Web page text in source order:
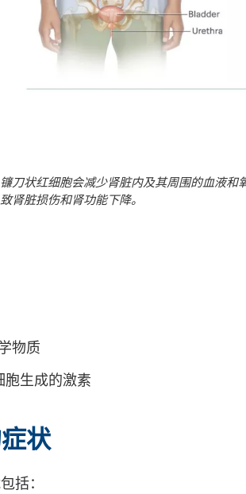
镰刀状红细胞会减少肾脏内及其周围的血液和
致肾脏损伤和肾功能下降。
物质
胞生成的激素
状
括：